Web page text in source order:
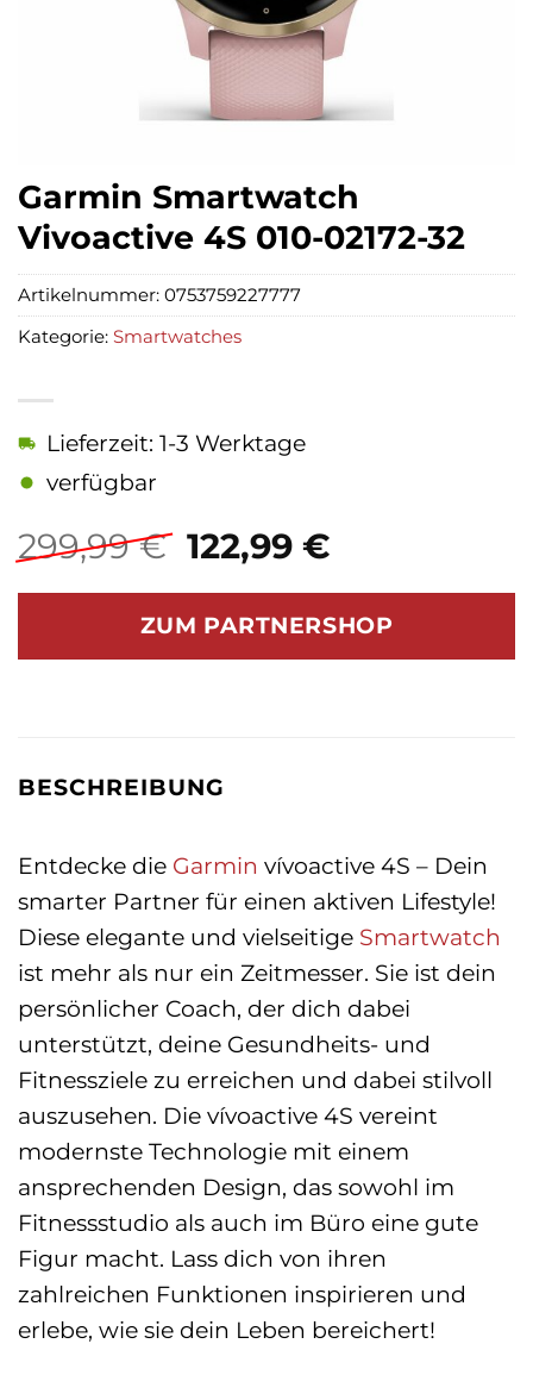
Garmin Smartwatch
Vivoactive 4S 010-02172-32
299,99€ Ursprünglicher
Preis
war:
299,99 €
122,99 €Aktueller
ist:
122,99 €.
Lieferzeit: 1-3 Werktage
verfügbar
ZUM PARTNERSHOP
Artikelnummer: 0753759227777
Kategorie: Smartwatches
BESCHREIBUNG
Entdecke die Garmin vívoactive 4S – Dein
smarter Partner für einen aktiven Lifestyle!
Diese elegante und vielseitige Smartwatch
ist mehr als nur ein Zeitmesser. Sie ist dein
persönlicher Coach, der dich dabei
unterstützt, deine Gesundheits- und
Fitnessziele zu erreichen und dabei stilvoll
auszusehen. Die vívoactive 4S vereint
modernste Technologie mit einem
ansprechenden Design, das sowohl im
Fitnessstudio als auch im Büro eine gute
Figur macht. Lass dich von ihren
zahlreichen Funktionen inspirieren und
erlebe, wie sie dein Leben bereichert!